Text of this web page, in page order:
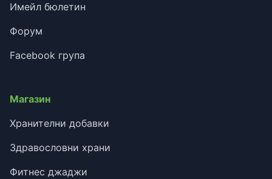
Имейл бюлетин
Форум
Facebook група
Магазин
Хранителни добавки
Здравословни храни
Фитнес джаджи